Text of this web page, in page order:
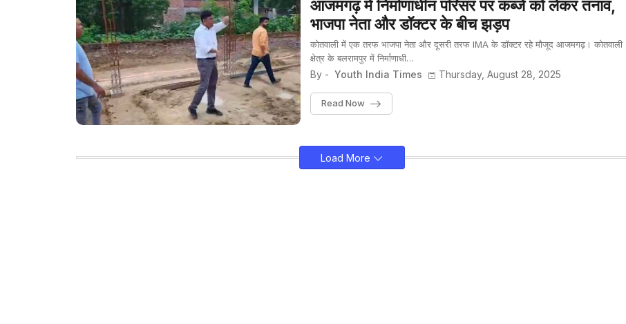
आजमगढ़ में निर्माणाधीन परिसर पर कब्जे को लेकर तनाव,
भाजपा नेता और डॉक्टर के बीच झड़प
कोतवाली में एक तरफ भाजपा नेता और दूसरी तरफ IMA के डॉक्टर रहे मौजूद आजमगढ़। कोतवाली
क्षेत्र के बलरामपुर में निर्माणाधी…
By - Youth India Times Thursday, August 28, 2025
Read Now
Load More